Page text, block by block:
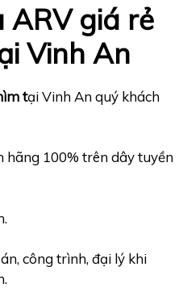
ARV giá rẻ
Vinh An
tại Vinh An quý khách
hãng 100% trên dây tuyền
công trình, đại lý khi